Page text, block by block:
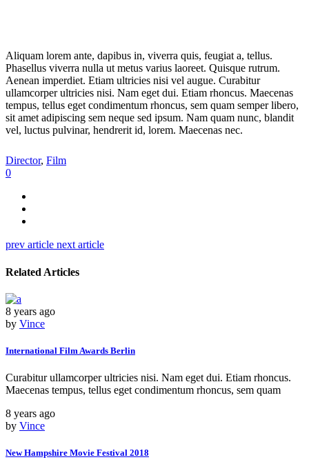
Aliquam lorem ante, dapibus in, viverra quis, feugiat a, tellus.
Phasellus viverra nulla ut metus varius laoreet. Quisque rutrum.
Aenean imperdiet. Etiam ultricies nisi vel augue. Curabitur
ullamcorper ultricies nisi. Nam eget dui. Etiam rhoncus. Maecenas
tempus, tellus eget condimentum rhoncus, sem quam semper libero,
sit amet adipiscing sem neque sed ipsum. Nam quam nunc, blandit
vel, luctus pulvinar, hendrerit id, lorem. Maecenas nec.
Director, Film
0
prev article next article
Related Articles
8 years ago
by Vince
International Film Awards Berlin
Curabitur ullamcorper ultricies nisi. Nam eget dui. Etiam rhoncus.
Maecenas tempus, tellus eget condimentum rhoncus, sem quam
8 years ago
by Vince
New Hampshire Movie Festival 2018